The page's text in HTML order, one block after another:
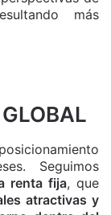
más
Seguimos
renta fija, que
atractivas y